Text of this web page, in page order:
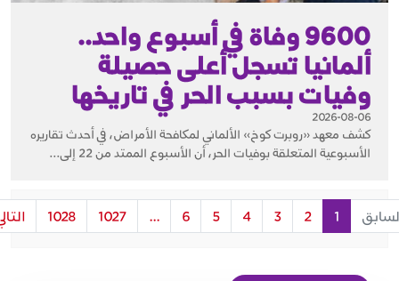
9600 وفاة في أسبوع واحد..
ألمانيا تسجل أعلى حصيلة
وفيات بسبب الحر في تاريخها
2026-08-06
كشف معهد «روبرت كوخ» الألماني لمكافحة الأمراض، في أحدث تقاريره
الأسبوعية المتعلقة بوفيات الحر، أن الأسبوع الممتد من 22 إلى...
1
2
3
4
5
6
...
1027
1028